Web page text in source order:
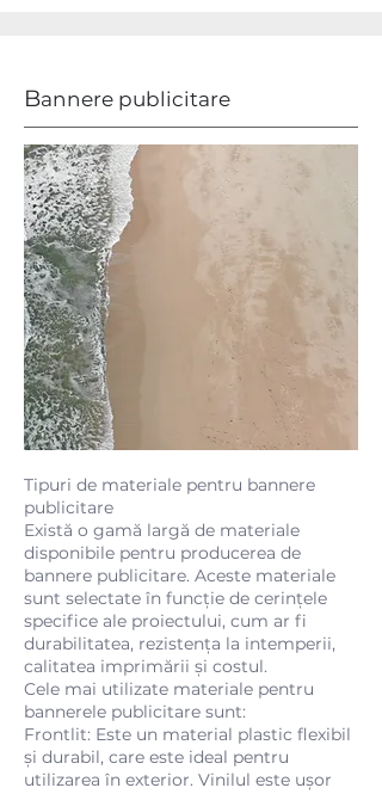
Bannere publicitare
Tipuri de materiale pentru bannere
publicitare
Există o gamă largă de materiale
disponibile pentru producerea de
bannere publicitare. Aceste materiale
sunt selectate în funcție de cerințele
specifice ale proiectului, cum ar fi
durabilitatea, rezistența la intemperii,
calitatea imprimării și costul.
Cele mai utilizate materiale pentru
bannerele publicitare sunt:
Frontlit: Este un material plastic flexibil
și durabil, care este ideal pentru
utilizarea în exterior. Vinilul este ușor